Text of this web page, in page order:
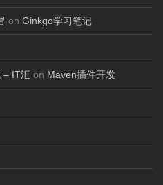
on Ginkgo学习笔记
– IT汇 on Maven插件开发